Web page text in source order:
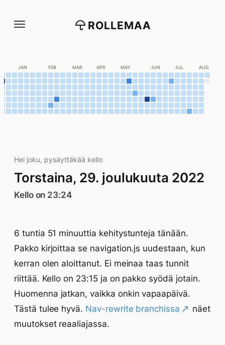
suoraan
ROLLEMAA
JAN FEB MAR APR MAY JUN JUL AUG
Hei joku, pysäyttäkää kello
Torstaina, 29. joulukuuta 2022
Kello on 23:24
6 tuntia 51 minuuttia kehitystunteja tänään.
Pakko kirjoittaa se navigation.js uudestaan, kun
kerran olen aloittanut. Ei meinaa taas tunnit
riittää. Kello on 23:15 ja on pakko syödä jotain.
Huomenna jatkan, vaikka onkin vapaapäivä.
Tästä tulee hyvä. Nav-rewrite branchissa
näet
muutokset reaaliajassa.